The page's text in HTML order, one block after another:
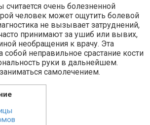
очень болезненной
человек может ощутить болевой
не вызывает затруднений,
принимают за ушиб или вывих,
необращения к врачу. Эта
собой неправильное срастание кости
руки в дальнейшем.
самолечением.